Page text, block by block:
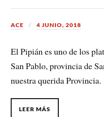
ACE 4 JUNIO, 2018
El Pipián es uno de los
San Pablo, provincia de
nuestra querida Provincia.
LEER MÁS